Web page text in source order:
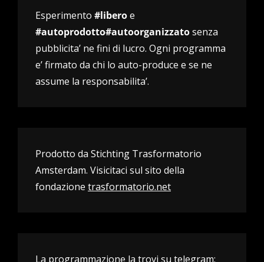
Esperimento #liberoe
#autoprodotto#autoorganizzatosenza
pubblicita’ ne fini di lucro. Ogni programma
e’ firmato da chi lo auto-produce e se ne
assume la responsabilita’.
Prodotto da Stichting Trasformatorio
Amsterdam. Visicitaci sul sito della
fondazione trasformatorio.net
La programmazione la trovi su telegram: